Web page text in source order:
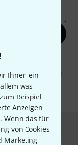
Ihnen ein
was
Beispiel
Anzeigen
Wenn das für
von Cookies
Marketing
Erhalt von E-Mail-
zu. Die
finden Sie in
.